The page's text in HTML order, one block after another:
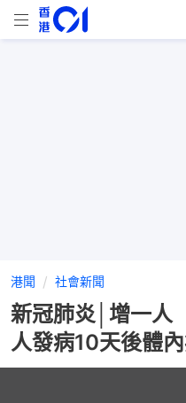
港聞 社會新聞
新冠肺炎│增一
人發病10天後體